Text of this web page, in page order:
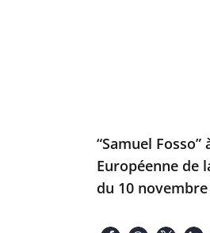
“Samuel Fosso”
Européenne de
du 10